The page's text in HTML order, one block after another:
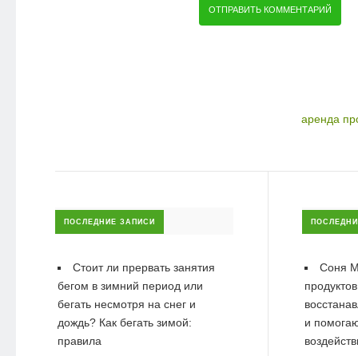
аренда
ПОСЛЕДНИЕ ЗАПИСИ
Стоит ли прервать занятия
бегом в зимний период или
бегать несмотря на снег и
дождь? Как бегать зимой:
правила
Соня
и